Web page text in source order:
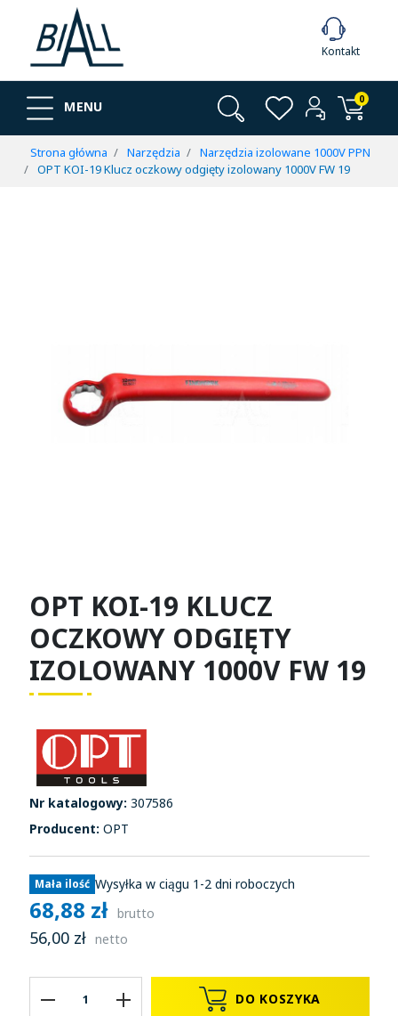
Kontakt
MENU 0
Strona główna Narzędzia
Narzędzia izolowane 1000V PPN
OPT KOI-19 Klucz oczkowy odgięty izolowany 1000V FW 19
OPT KOI-19 KLUCZ
OCZKOWY ODGIĘTY
IZOLOWANY 1000V FW 19
Nr katalogowy: 307586
Producent: OPT
Mała ilość Wysyłka w ciągu 1-2 dni roboczych
68,88 zł brutto
56,00 zł netto
DO KOSZYKA